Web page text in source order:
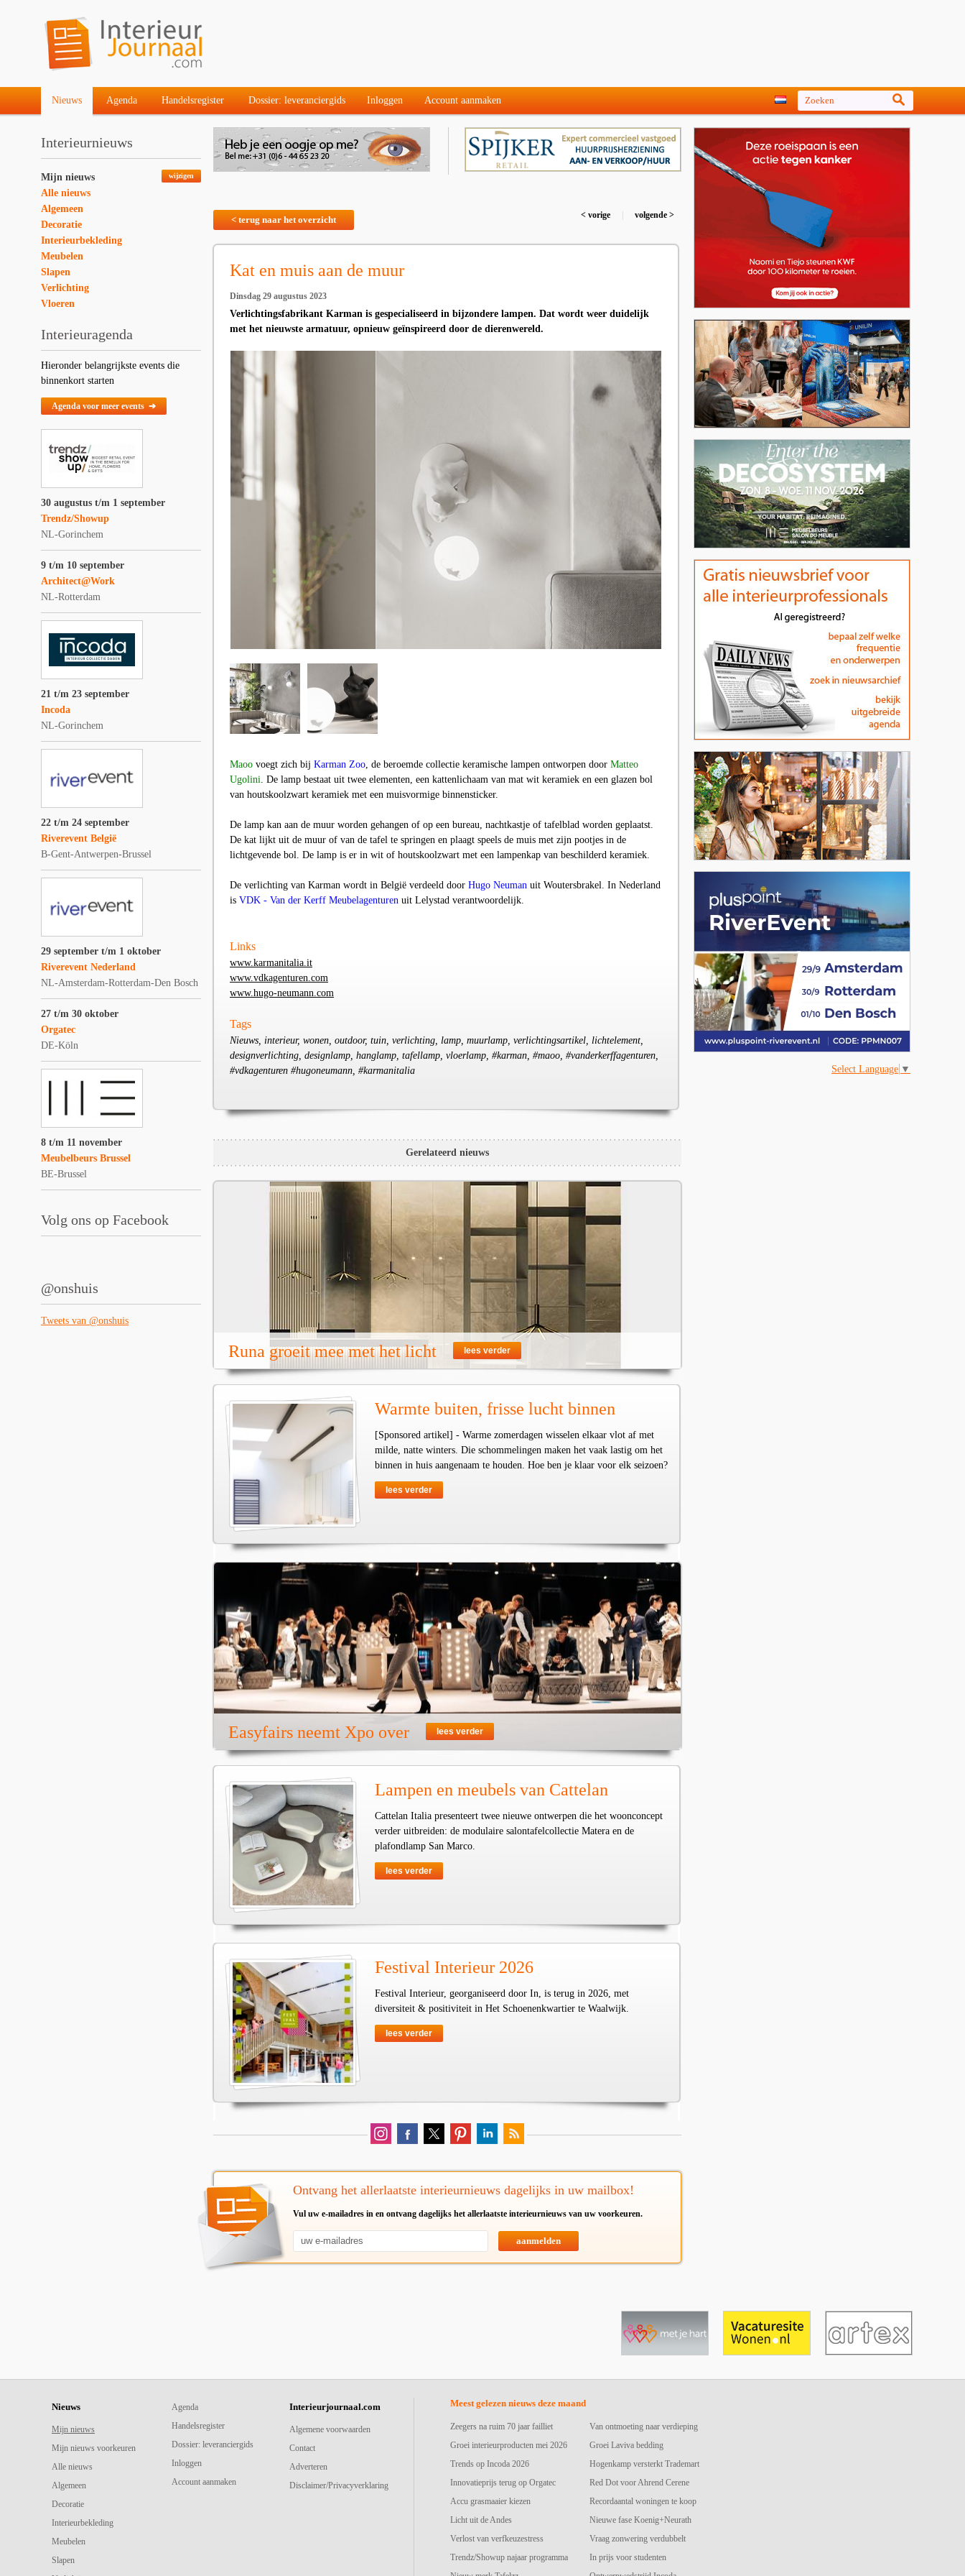
Nieuws Agenda Handelsregister Dossier: leveranciergids Inloggen Account aanmaken
Interieurnieuws
wijzigen
Mijn nieuws
Alle nieuws
Algemeen
Decoratie
Interieurbekleding
Meubelen
Slapen
Verlichting
Vloeren
Interieuragenda
Hieronder belangrijkste events die
binnenkort starten
Agenda voor meer events ➔
30 augustus t/m 1 september
Trendz/Showup
NL-Gorinchem
9 t/m 10 september
Architect@Work
NL-Rotterdam
21 t/m 23 september
Incoda
NL-Gorinchem
22 t/m 24 september
Riverevent België
B-Gent-Antwerpen-Brussel
29 september t/m 1 oktober
Riverevent Nederland
NL-Amsterdam-Rotterdam-Den Bosch
27 t/m 30 oktober
Orgatec
DE-Köln
8 t/m 11 november
Meubelbeurs Brussel
BE-Brussel
Volg ons op Facebook
@onshuis
Tweets van @onshuis
< terug naar het overzicht < vorige volgende >
Kat en muis aan de muur
Dinsdag 29 augustus 2023
Verlichtingsfabrikant Karman is gespecialiseerd in bijzondere lampen. Dat wordt weer duidelijk
met het nieuwste armatuur, opnieuw geïnspireerd door de dierenwereld.
Maoo voegt zich bij Karman Zoo, de beroemde collectie keramische lampen ontworpen door Matteo
Ugolini. De lamp bestaat uit twee elementen, een kattenlichaam van mat wit keramiek en een glazen bol
van houtskoolzwart keramiek met een muisvormige binnensticker.
De lamp kan aan de muur worden gehangen of op een bureau, nachtkastje of tafelblad worden geplaatst.
De kat lijkt uit de muur of van de tafel te springen en plaagt speels de muis met zijn pootjes in de
lichtgevende bol. De lamp is er in wit of houtskoolzwart met een lampenkap van beschilderd keramiek.
De verlichting van Karman wordt in België verdeeld door Hugo Neuman uit Woutersbrakel. In Nederland
is VDK - Van der Kerff Meubelagenturen uit Lelystad verantwoordelijk.
Links
www.karmanitalia.it
www.vdkagenturen.com
www.hugo-neumann.com
Tags
Nieuws, interieur, wonen, outdoor, tuin, verlichting, lamp, muurlamp, verlichtingsartikel, lichtelement,
designverlichting, designlamp, hanglamp, tafellamp, vloerlamp, #karman, #maoo, #vanderkerffagenturen,
#vdkagenturen #hugoneumann, #karmanitalia
Gerelateerd nieuws
Runa groeit mee met het licht lees verder
Warmte buiten, frisse lucht binnen
[Sponsored artikel] - Warme zomerdagen wisselen elkaar vlot af met
milde, natte winters. Die schommelingen maken het vaak lastig om het
binnen in huis aangenaam te houden. Hoe ben je klaar voor elk seizoen?
lees verder
Easyfairs neemt Xpo over lees verder
Lampen en meubels van Cattelan
Cattelan Italia presenteert twee nieuwe ontwerpen die het woonconcept
verder uitbreiden: de modulaire salontafelcollectie Matera en de
plafondlamp San Marco.
lees verder
Festival Interieur 2026
Festival Interieur, georganiseerd door In, is terug in 2026, met
diversiteit & positiviteit in Het Schoenenkwartier te Waalwijk.
lees verder
Ontvang het allerlaatste interieurnieuws dagelijks in uw mailbox!
Vul uw e-mailadres in en ontvang dagelijks het allerlaatste interieurnieuws van uw voorkeuren.
aanmelden
Select Language ▼
Nieuws
Mijn nieuws
Mijn nieuws voorkeuren
Alle nieuws
Algemeen
Decoratie
Interieurbekleding
Meubelen
Slapen
Agenda
Handelsregister
Dossier: leveranciergids
Inloggen
Account aanmaken
Interieurjournaal.com
Algemene voorwaarden
Contact
Adverteren
Disclaimer/Privacyverklaring
Meest gelezen nieuws deze maand
Zeegers na ruim 70 jaar failliet
Groei interieurproducten mei 2026
Trends op Incoda 2026
Innovatieprijs terug op Orgatec
Accu grasmaaier kiezen
Licht uit de Andes
Verlost van verfkeuzestress
Trendz/Showup najaar programma
Van ontmoeting naar verdieping
Groei Laviva bedding
Hogenkamp versterkt Trademart
Red Dot voor Ahrend Cerene
Recordaantal woningen te koop
Nieuwe fase Koenig+Neurath
Vraag zonwering verdubbelt
In prijs voor studenten